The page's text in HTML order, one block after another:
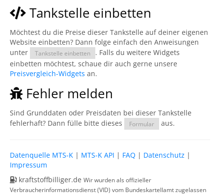
Tankstelle einbetten
Möchtest du die Preise dieser Tankstelle auf deiner eigenen
Website einbetten? Dann folge einfach den Anweisungen
unter
Tankstelle einbetten
. Falls du weitere Widgets
einbetten möchtest, schaue dir auch gerne unsere
Preisvergleich-Widgets an.
Fehler melden
Sind Grunddaten oder Preisdaten bei dieser Tankstelle
fehlerhaft? Dann fülle bitte dieses
Formular aus.
Datenquelle MTS-K | MTS-K API | FAQ | Datenschutz |
Impressum
kraftstoffbilliger.de Wir wurden als offizieller
Verbraucherinformationsdienst (VID) vom Bundeskartellamt zugelassen